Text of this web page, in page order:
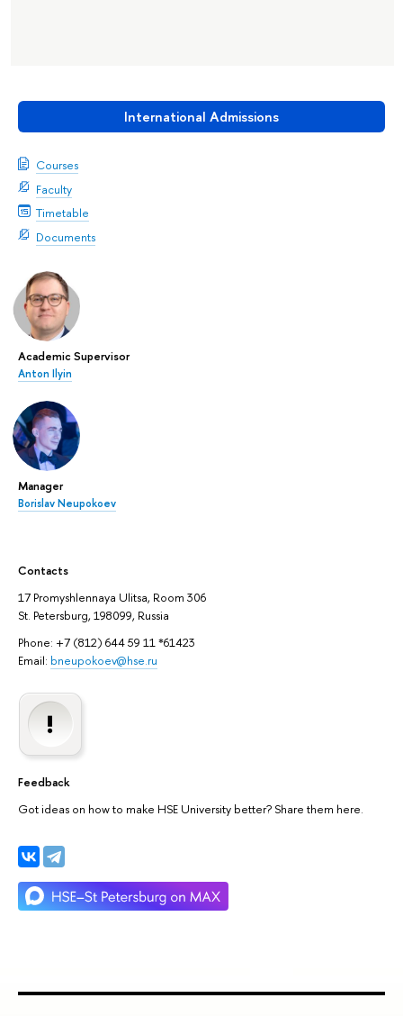
International Admissions
Courses
Faculty
Timetable
Documents
Academic Supervisor
Anton Ilyin
Manager
Borislav Neupokoev
Contacts
17 Promyshlennaya Ulitsa, Room 306
St. Petersburg, 198099, Russia
Phone: +7 (812) 644 59 11 *61423
Email: bneupokoev@hse.ru
Feedback
Got ideas on how to make HSE University better? Share them here.